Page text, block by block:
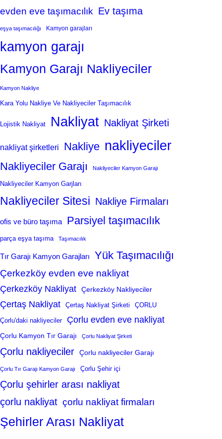
evden eve taşımacılık Ev taşıma
eşya taşımacılığı Kamyon garajları
kamyon garajı
Kamyon Garajı Nakliyeciler
Kamyon Nakliye
Kara Yolu Nakliye Ve Nakliyeciler Taşımacılık
Lojistik Nakliyat Nakliyat Nakliyat Şirketi
nakliyat şirketleri Nakliye nakliyeciler
Nakliyeciler Garajı Nakliyeciler Kamyon Garajı
Nakliyeciler Kamyon Garjları
Nakliyeciler Sitesi Nakliye Firmaları
ofis ve büro taşıma Parsiyel taşımacılık
parça eşya taşıma Taşımacılık
Tır Garajı Kamyon Garajları Yük Taşımacılığı
Çerkezköy evden eve nakliyat
Çerkezköy Nakliyat Çerkezköy Nakliyeciler
Çertaş Nakliyat Çertaş Nakliyat Şirketi ÇORLU
Çorlu'daki nakliyeciler Çorlu evden eve nakliyat
Çorlu Kamyon Tır Garajı Çorlu Nakliyat Şirketi
Çorlu nakliyeciler Çorlu nakliyeciler Garajı
Çorlu Tır Garajı Kamyon Garajı Çorlu Şehir içi
Çorlu şehirler arası nakliyat
çorlu nakliyat çorlu nakliyat firmaları
Şehirler Arası Nakliyat